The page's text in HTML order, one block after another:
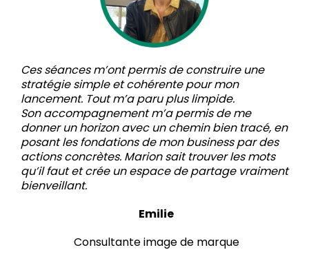
Ces séances m’ont permis de construire une
stratégie simple et cohérente pour mon
lancement. Tout m’a paru plus limpide.
Son accompagnement m’a permis de me
donner un horizon avec un chemin bien tracé, en
posant les fondations de mon business par des
actions concrètes. Marion sait trouver les mots
qu’il faut et crée un espace de partage vraiment
bienveillant.
Emilie
Consultante image de marque